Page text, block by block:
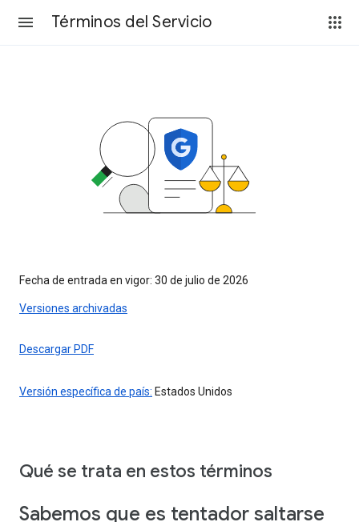
Términos del Servicio
Fecha de entrada en vigor: 30 de julio de 2026
Versiones archivadas
Descargar PDF
Versión específica de país: Estados Unidos
Qué se trata en estos términos
Sabemos que es tentador saltarse